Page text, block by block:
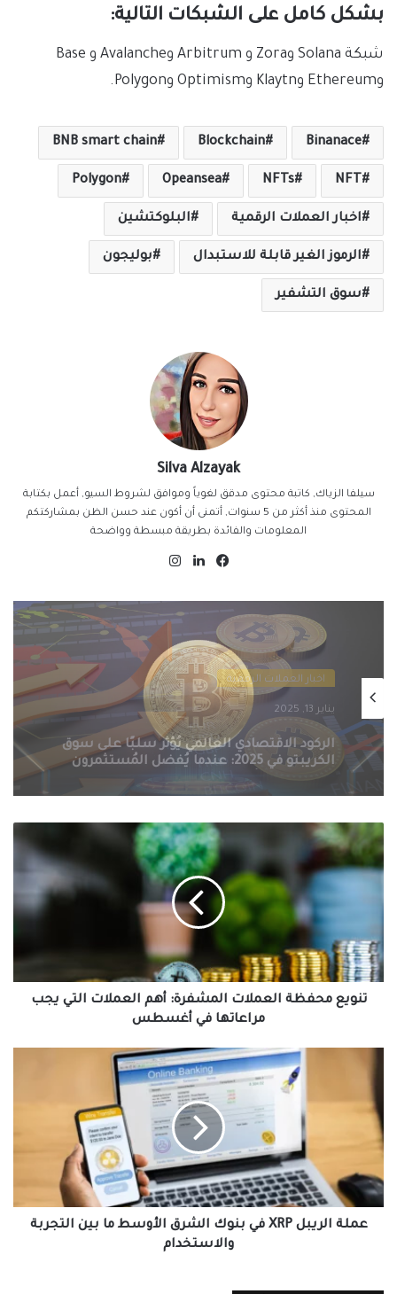
بشكل كامل على الشبكات التالية:
شبكة Solana وZora و Arbitrum وAvalanche و Base
وEthereum وKlaytn وOptimism وPolygon.
Binanace
Blockchain
BNB smart chain
NFT
NFTs
Opeansea
Polygon
اخبار العملات الرقمية البلوكتشين
الرموز الغير قابلة للاستبدال بوليجون
سوق التشفير
Silva Alzayak
سيلفا الزياك, كاتبة محتوى مدقق لغوياً وموافق لشروط السيو, أعمل بكتابة
المحتوى منذ أكثر من 5 سنوات, أتمنى أن أكون عند حسن الظن بمشاركتكم
المعلومات والفائدة بطريقة مبسطة وواضحة
فيسبوكلينكدإن
اخبار العملات الرقمية
يناير 13, 2025
التنظيمات الحكومية الصارمة تُطيح بسوق
الكريبتو في 2025: سيف ذو حدين على
مستقبل العملات الرقمية
محفظة
العملات
أهم
التي
يجب
مراعاتها
تنويع محفظة العملات المشفرة: أهم العملات التي يجب
مراعاتها في أغسطس
في
بنوك
الشرق
ما
بين
التجربة
عملة الريبل XRP في بنوك الشرق الأوسط ما بين التجربة
والاستخدام